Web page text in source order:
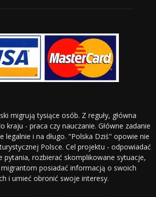
migrują tysiące osób. Z reguły, główna
kraju - praca czy nauczanie. Główne zadanie
legalnie i na długo. "Polska Dziś" opowie nie
Polsce. Cel projektu - odpowiadać
pytania, rozbierać skomplikowane sytuacje,
posiadać informacją o swoich
i umieć obronić swoje interesy.